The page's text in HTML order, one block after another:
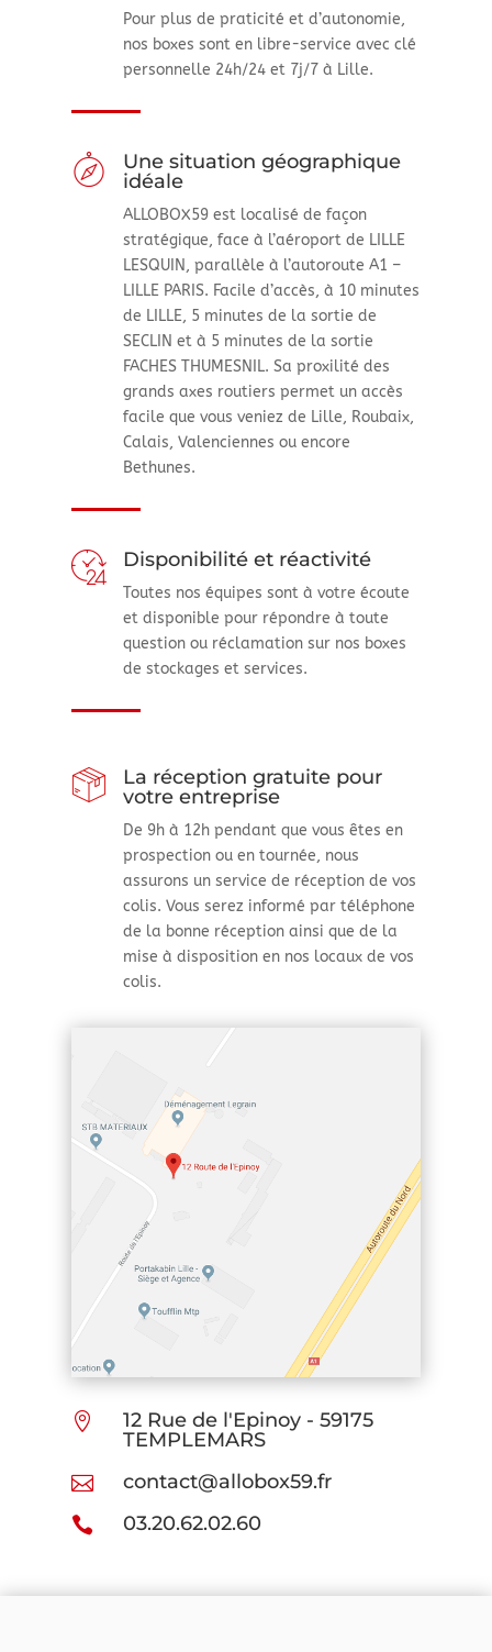
Pour plus de praticité et d’autonomie,
nos boxes sont en libre-service avec clé
personnelle 24h/24 et 7j/7 à Lille.
Une situation géographique
idéale
ALLOBOX59 est localisé de façon
stratégique, face à l’aéroport de LILLE
LESQUIN, parallèle à l’autoroute A1 –
LILLE PARIS. Facile d’accès, à 10 minutes
de LILLE, 5 minutes de la sortie de
SECLIN et à 5 minutes de la sortie
FACHES THUMESNIL. Sa proxilité des
grands axes routiers permet un accès
facile que vous veniez de Lille, Roubaix,
Calais, Valenciennes ou encore
Bethunes.
Disponibilité et réactivité
Toutes nos équipes sont à votre écoute
et disponible pour répondre à toute
question ou réclamation sur nos boxes
de stockages et services.
La réception gratuite pour
votre entreprise
De 9h à 12h pendant que vous êtes en
prospection ou en tournée, nous
assurons un service de réception de vos
colis. Vous serez informé par téléphone
de la bonne réception ainsi que de la
mise à disposition en nos locaux de vos
colis.

12 Rue de l'Epinoy - 59175
TEMPLEMARS
 contact@allobox59.fr
 03.20.62.02.60